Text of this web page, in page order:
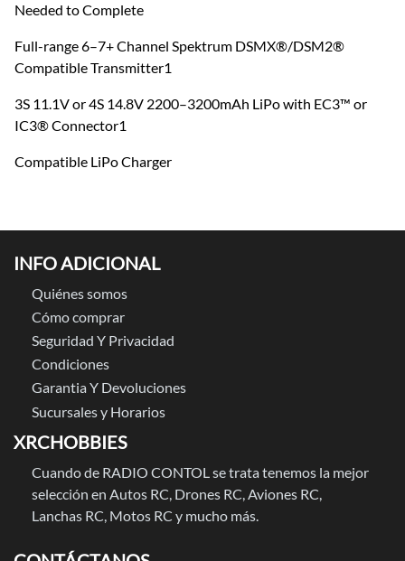
Needed to Complete
Full-range 6–7+ Channel Spektrum DSMX®/DSM2®
Compatible Transmitter1
3S 11.1V or 4S 14.8V 2200–3200mAh LiPo with EC3™ or
IC3® Connector1
Compatible LiPo Charger
INFO ADICIONAL
Quiénes somos
Cómo comprar
Seguridad Y Privacidad
Condiciones
Garantia Y Devoluciones
Sucursales y Horarios
XRCHOBBIES
Cuando de RADIO CONTOL se trata tenemos la mejor
selección en Autos RC, Drones RC, Aviones RC,
Lanchas RC, Motos RC y mucho más.